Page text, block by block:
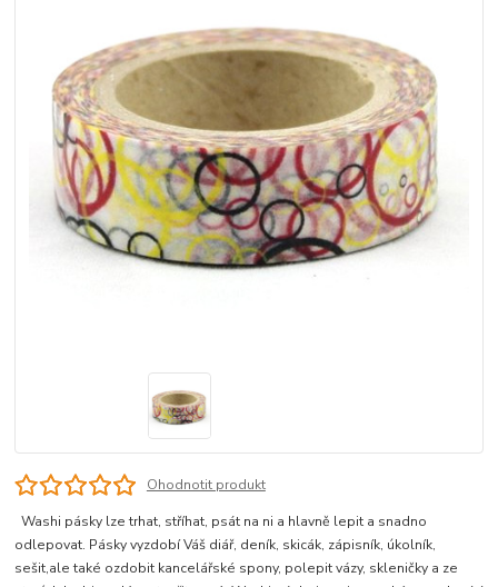
Ohodnotit produkt
Washi pásky lze trhat, stříhat, psát na ni a hlavně lepit a snadno
odlepovat. Pásky vyzdobí Váš diář, deník, skicák, zápisník, úkolník,
sešit,ale také ozdobit kancelářské spony, polepit vázy, skleničky a ze